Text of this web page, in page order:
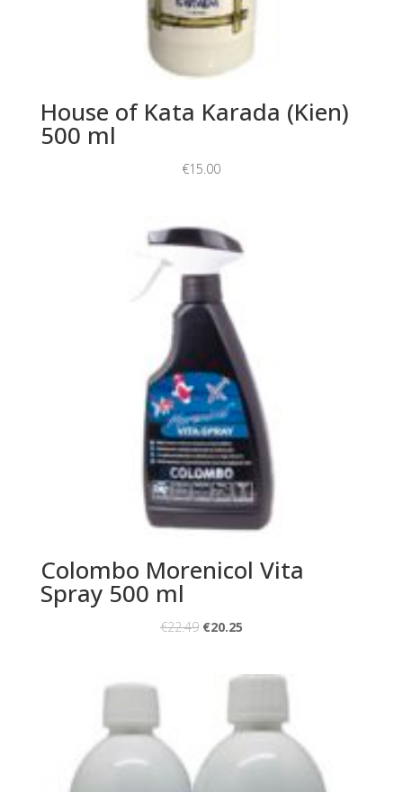
House of Kata Karada (Kien)
500 ml
€15.00
Colombo Morenicol Vita
Spray 500 ml
€22.49 €20.25